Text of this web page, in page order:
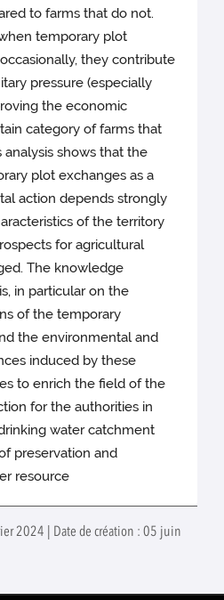
to farms that do not.
temporary plot
they contribute
pressure (especially
the economic
category of farms that
analysis shows that the
plot exchanges as a
action depends strongly
of the territory
for agricultural
The knowledge
in particular on the
of the temporary
the environmental and
induced by these
to enrich the field of the
for the authorities in
water catchment
preservation and
resource
2024 | Date de création : 05 juin